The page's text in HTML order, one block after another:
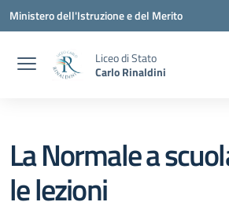
Vai ai contenuti
Vai al menu di navigazione
Vai al footer
Ministero dell'Istruzione e del Merito
Liceo di Stato
Carlo Rinaldini
La Normale a
le lezioni